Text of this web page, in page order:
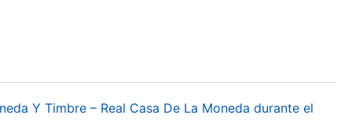
Y Timbre – Real Casa De La Moneda durante el